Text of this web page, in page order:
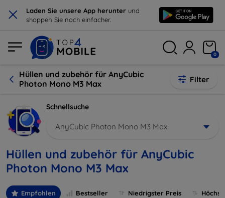
× Laden Sie unsere App herunter und
shoppen Sie noch einfacher.
0
Hüllen und zubehör für AnyCubic
Photon Mono M3 Max
Filter
Schnellsuche
AnyCubic Photon Mono M3 Max
Hüllen und zubehör für AnyCubic
Photon Mono M3 Max
Empfohlen Bestseller Niedrigster Preis